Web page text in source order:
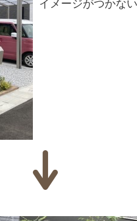
イメージがつかな